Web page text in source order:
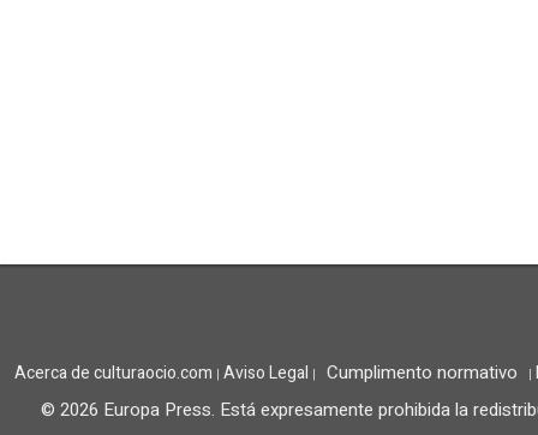
Acerca de culturaocio.com | Aviso Legal | Cumplimento normativo |
© 2026 Europa Press. Está expresamente prohibida la